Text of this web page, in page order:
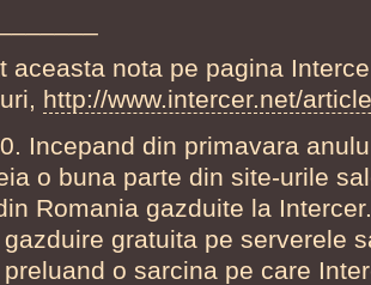
aceasta nota pe pagina
http://www.intercer.net/
Incepand din primavara
o buna parte din site-urile
Romania gazduite la
gratuita pe serverele
o sarcina pe care